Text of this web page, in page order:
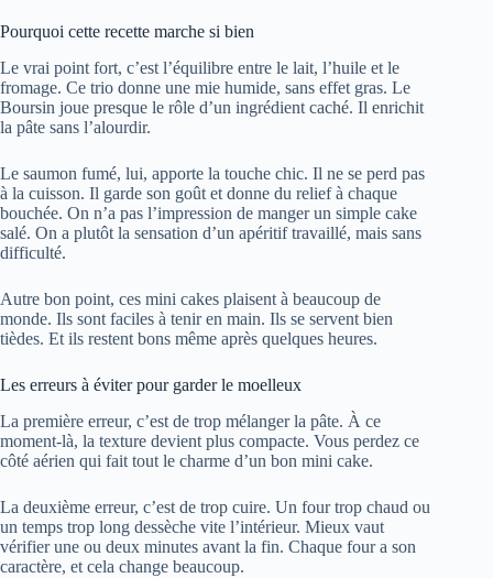
Pourquoi cette recette marche si bien
Le vrai point fort, c’est l’équilibre entre le lait, l’huile et le
fromage. Ce trio donne une mie humide, sans effet gras. Le
Boursin joue presque le rôle d’un ingrédient caché. Il enrichit
la pâte sans l’alourdir.
Le saumon fumé, lui, apporte la touche chic. Il ne se perd pas
à la cuisson. Il garde son goût et donne du relief à chaque
bouchée. On n’a pas l’impression de manger un simple cake
salé. On a plutôt la sensation d’un apéritif travaillé, mais sans
difficulté.
Autre bon point, ces mini cakes plaisent à beaucoup de
monde. Ils sont faciles à tenir en main. Ils se servent bien
tièdes. Et ils restent bons même après quelques heures.
Les erreurs à éviter pour garder le moelleux
La première erreur, c’est de trop mélanger la pâte. À ce
moment-là, la texture devient plus compacte. Vous perdez ce
côté aérien qui fait tout le charme d’un bon mini cake.
La deuxième erreur, c’est de trop cuire. Un four trop chaud ou
un temps trop long dessèche vite l’intérieur. Mieux vaut
vérifier une ou deux minutes avant la fin. Chaque four a son
caractère, et cela change beaucoup.